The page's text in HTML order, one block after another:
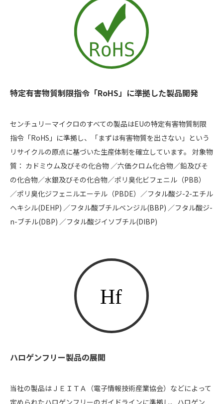
特定有害物質制限指令「RoHS」に準拠した製品開発
センチュリーマイクロのすべての製品はEUの特定有害物質制限
指令「RoHS」に準拠し、「まずは有害物質を出さない」という
リサイクルの原点に基づいた生産体制を確立しています。 対象物
質： カドミウム及びその化合物 ／六価クロム化合物／鉛及びそ
の化合物／水銀及びその化合物／ポリ臭化ビフェニル（PBB）
／ポリ臭化ジフェニルエーテル（PBDE）／フタル酸ジ-2-エチル
ヘキシル(DEHP) ／フタル酸ブチルベンジル(BBP) ／フタル酸ジ-
n-ブチル(DBP) ／フタル酸ジイソブチル(DIBP)
ハロゲンフリー製品の展開
当社の製品はＪＥＩＴＡ（電子情報技術産業協会）などによって
定められたハロゲンフリーのガイドラインに準拠し、ハロゲン